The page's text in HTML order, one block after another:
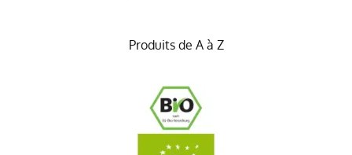
Produits de A à Z